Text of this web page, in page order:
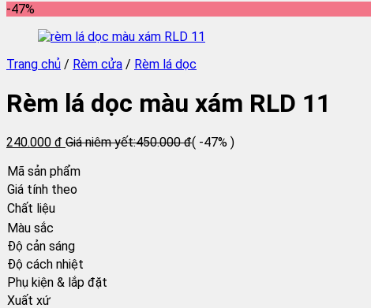
-47%
Trang chủ / Rèm cửa / Rèm lá dọc
Rèm lá dọc màu xám RLD 11
240.000 đ Giá niêm yết:450.000 đ( -47% )
Mã sản phẩm
Giá tính theo
Chất liệu
Màu sắc
Độ cản sáng
Độ cách nhiệt
Phụ kiện & lắp đặt
Xuất xứ